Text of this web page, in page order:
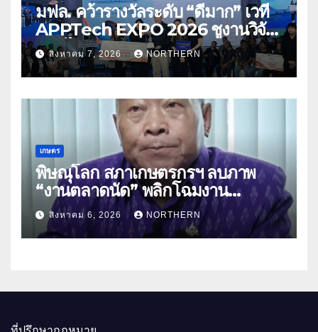
มฟล. คว้ารางวัลระดับ “ดีมาก” เวที
APPTech EXPO 2026 ชูงานวิจัย
สมุนไพร ขับเคลื่อนนวัตกรรมสู่เชิง
พาณิชย์
สิงหาคม 7, 2026 NORTHERN
เกษตร
พิษณุโลก สภาเกษตรกรฯ ลบภาพ
“งานตลาดนัด” พลิกโฉมงาน
“เกษตรรุ่งเรืองเมืองสองแคว 69” มุ่ง
ประโยชน์เกษตรกร ดึงนวัตกรรม-จับ
คู่ธุรกิจดันสินค้าเกษตรสู่สากล (คลิป)
สิงหาคม 6, 2026 NORTHERN